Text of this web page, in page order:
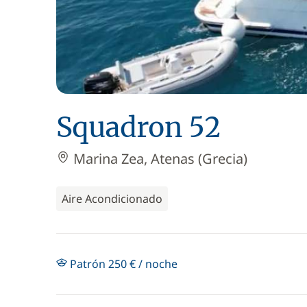
Squadron 52
Marina Zea, Atenas (Grecia)
Aire Acondicionado
Patrón 250 € / noche